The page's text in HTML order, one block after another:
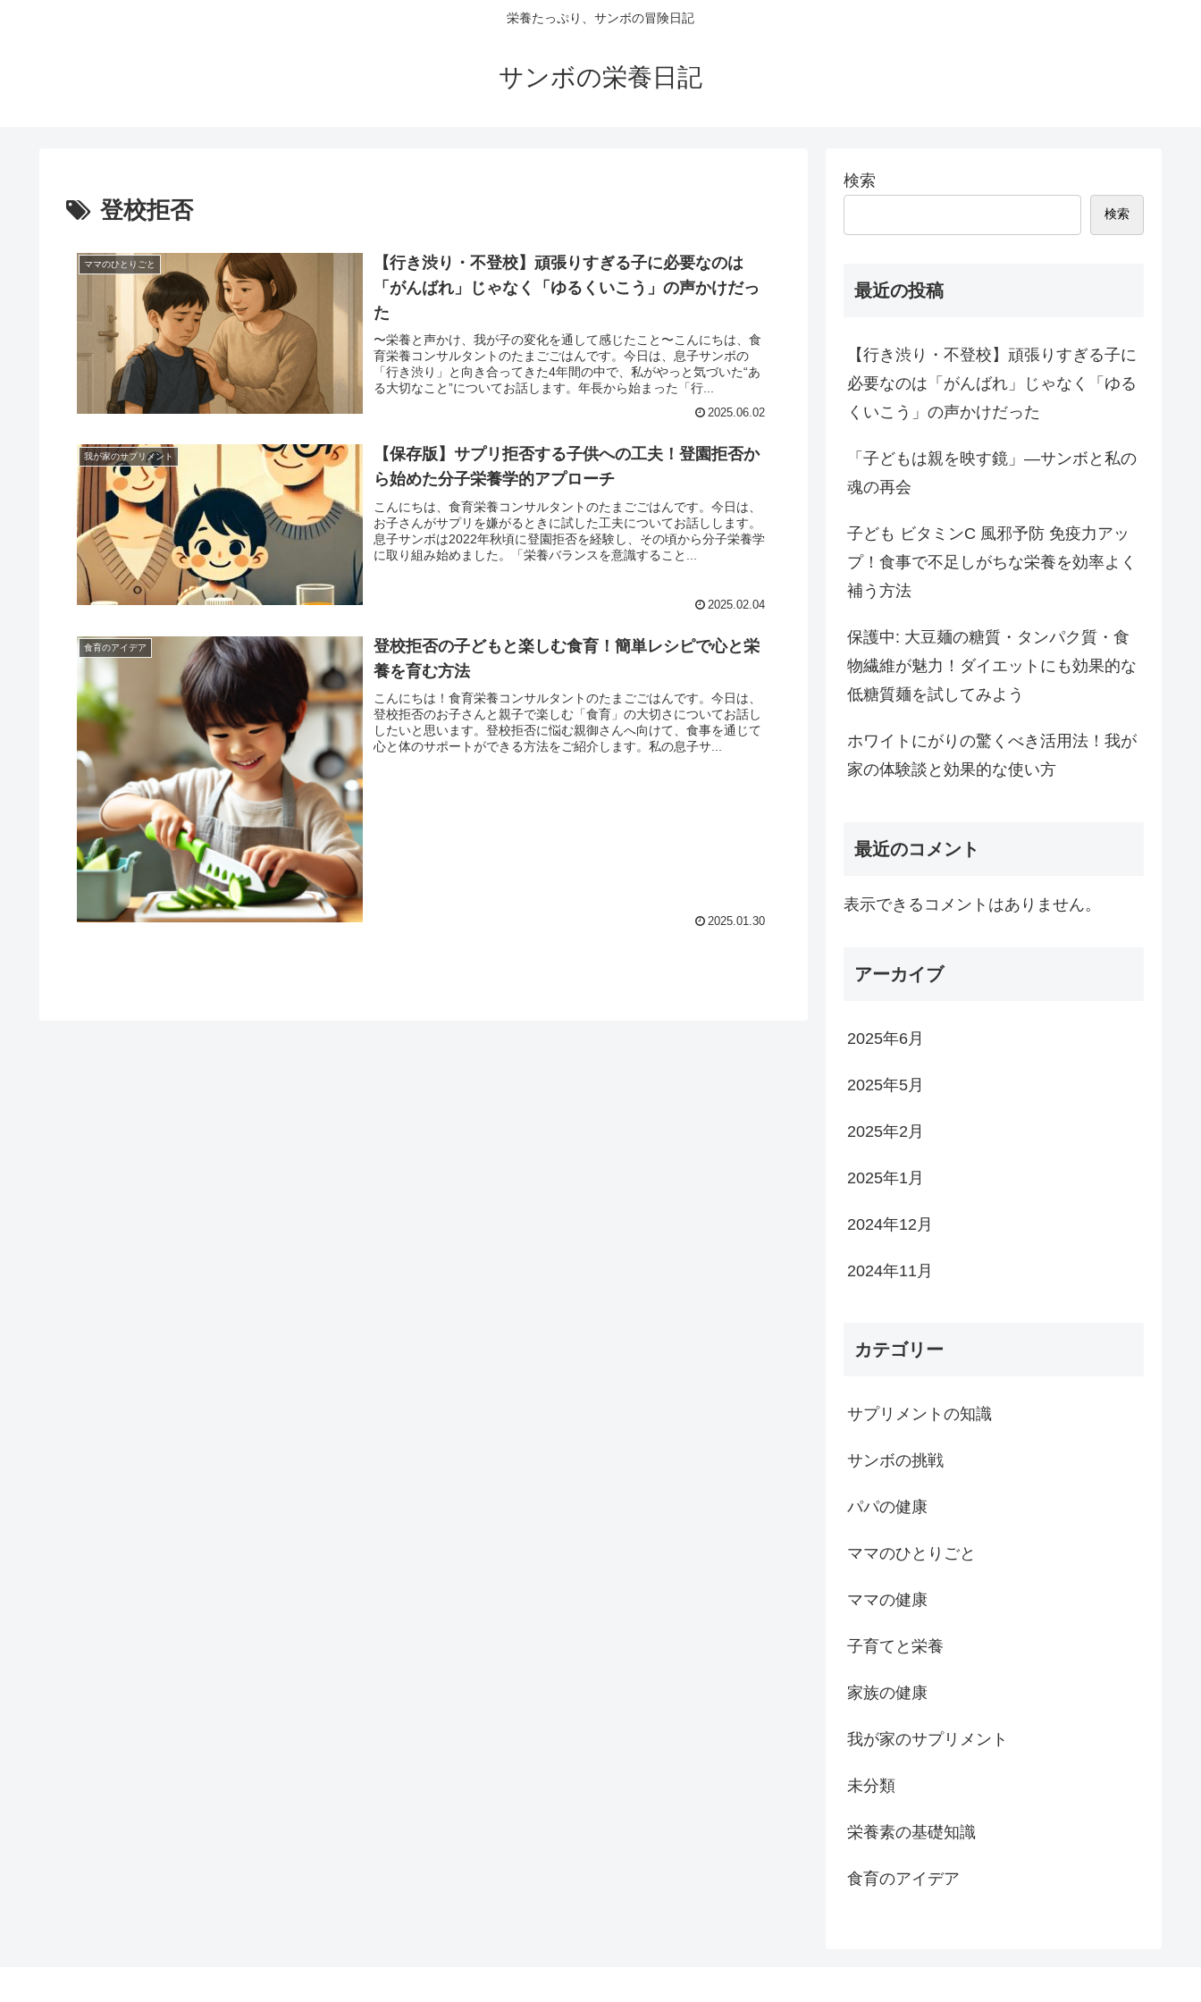
栄養たっぷり、サンボの冒険日記
サンボの栄養日記
登校拒否
ママのひとりごと
【行き渋り・不登校】頑張りすぎる子に必要なのは
「がんばれ」じゃなく「ゆるくいこう」の声かけだっ
た
〜栄養と声かけ、我が子の変化を通して感じたこと〜こんにちは、食
育栄養コンサルタントのたまごごはんです。今日は、息子サンボの
「行き渋り」と向き合ってきた4年間の中で、私がやっと気づいた“あ
る大切なこと”についてお話します。年長から始まった「行...
2025.06.02
我が家のサプリメント
【保存版】サプリ拒否する子供への工夫！登園拒否か
ら始めた分子栄養学的アプローチ
こんにちは、食育栄養コンサルタントのたまごごはんです。今日は、
お子さんがサプリを嫌がるときに試した工夫についてお話しします。
息子サンボは2022年秋頃に登園拒否を経験し、その頃から分子栄養学
に取り組み始めました。「栄養バランスを意識すること...
2025.02.04
食育のアイデア
登校拒否の子どもと楽しむ食育！簡単レシピで心と栄
養を育む方法
こんにちは！食育栄養コンサルタントのたまごごはんです。今日は、
登校拒否のお子さんと親子で楽しむ「食育」の大切さについてお話し
したいと思います。登校拒否に悩む親御さんへ向けて、食事を通じて
心と体のサポートができる方法をご紹介します。私の息子サ...
2025.01.30
検索
検索
最近の投稿
【行き渋り・不登校】頑張りすぎる子に
必要なのは「がんばれ」じゃなく「ゆる
くいこう」の声かけだった
「子どもは親を映す鏡」―サンボと私の
魂の再会
子ども ビタミンC 風邪予防 免疫力アッ
プ！食事で不足しがちな栄養を効率よく
補う方法
保護中: 大豆麺の糖質・タンパク質・食
物繊維が魅力！ダイエットにも効果的な
低糖質麺を試してみよう
ホワイトにがりの驚くべき活用法！我が
家の体験談と効果的な使い方
最近のコメント
表示できるコメントはありません。
アーカイブ
2025年6月
2025年5月
2025年2月
2025年1月
2024年12月
2024年11月
カテゴリー
サプリメントの知識
サンボの挑戦
パパの健康
ママのひとりごと
ママの健康
子育てと栄養
家族の健康
我が家のサプリメント
未分類
栄養素の基礎知識
食育のアイデア